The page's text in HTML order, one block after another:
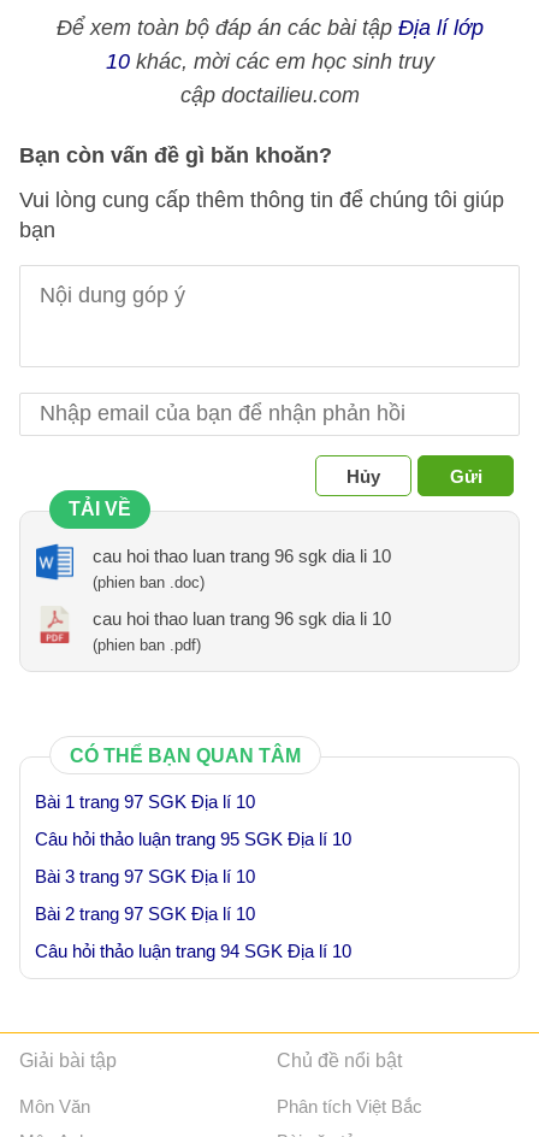
Để xem toàn bộ đáp án các bài tập Địa lí lớp
10khác, mời các em học sinh truy
cập doctailieu.com
Bạn còn vấn đề gì băn khoăn?
Vui lòng cung cấp thêm thông tin để chúng tôi giúp
bạn
Hủy
Gửi
TẢI VỀ
cau hoi thao luan trang 96 sgk dia li 10
(phien ban .doc)
cau hoi thao luan trang 96 sgk dia li 10
(phien ban .pdf)
CÓ THỂ BẠN QUAN TÂM
Bài 1 trang 97 SGK Địa lí 10
Câu hỏi thảo luận trang 95 SGK Địa lí 10
Bài 3 trang 97 SGK Địa lí 10
Bài 2 trang 97 SGK Địa lí 10
Câu hỏi thảo luận trang 94 SGK Địa lí 10
Giải bài tập
Môn Văn
Chủ đề nổi bật
Phân tích Việt Bắc